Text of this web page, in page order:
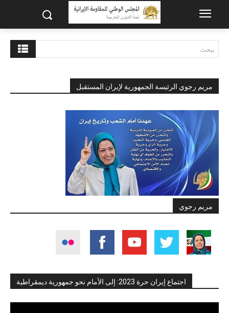
يبحث
مريم رجوي الرئيسة الجمهورية لإيران المستقبل
مريم رجوي
اجتماع إيران حرة 2023: إلى الأمام نحو جمهورية ديمقراطية